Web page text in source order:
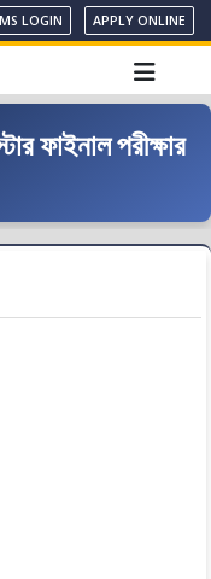
LOGIN APPLY ONLINE
ফাইনাল পরীক্ষার